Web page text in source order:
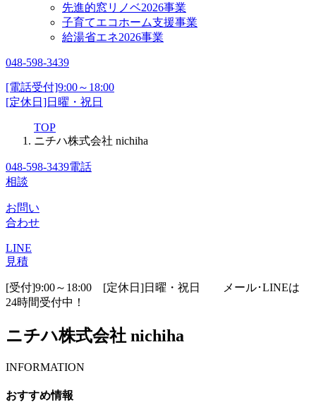
先進的窓リノベ2026事業
子育てエコホーム支援事業
給湯省エネ2026事業
048-598-3439
[電話受付]9:00～18:00
[定休日]日曜・祝日
TOP
ニチハ株式会社 nichiha
048-598-3439電話
相談
お問い
合わせ
LINE
見積
[受付]9:00～18:00 [定休日]日曜・祝日
メール･LINEは
24時間受付中！
ニチハ株式会社 nichiha
INFORMATION
おすすめ情報